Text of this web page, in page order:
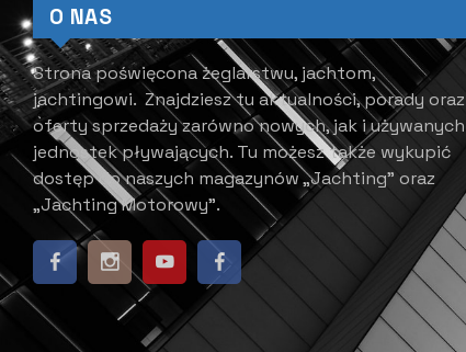
O NAS
Strona poświęcona żeglarstwu, jachtom,
jachtingowi. Znajdziesz tu aktualności, porady oraz
oferty sprzedaży zarówno nowych, jak i używanych
jednostek pływających. ​ Tu możesz także wykupić
dostęp do naszych magazynów „Jachting” oraz
„Jachting Motorowy”.